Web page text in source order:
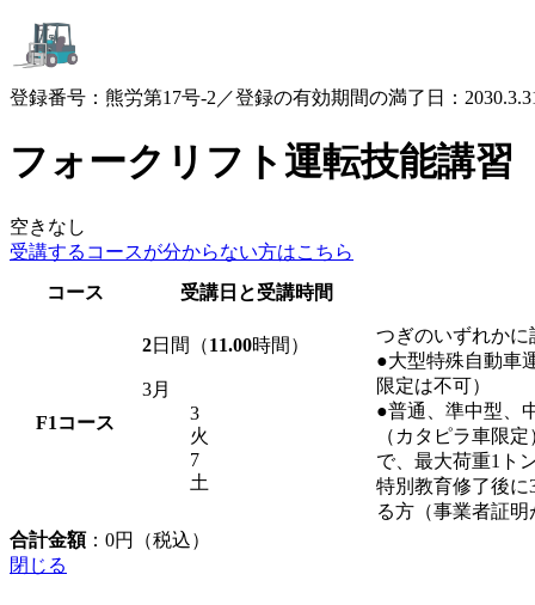
登録番号：熊労第17号-2／登録の有効期間の満了日：
フォークリフト運転技能講習
空きなし
受講するコースが分からない方はこちら
コース
受講日と受講時間
F1 コース
2日間（11.00時間）
3月
3
火
7
土
つぎのいずれかに
●大型特殊自動車
限定は不可）
●普通、準中型、
（カタピラ車限
で、最大荷重1ト
特別教育修了後
る方（事業者証明
合計金額： 0円（税込）
閉じる